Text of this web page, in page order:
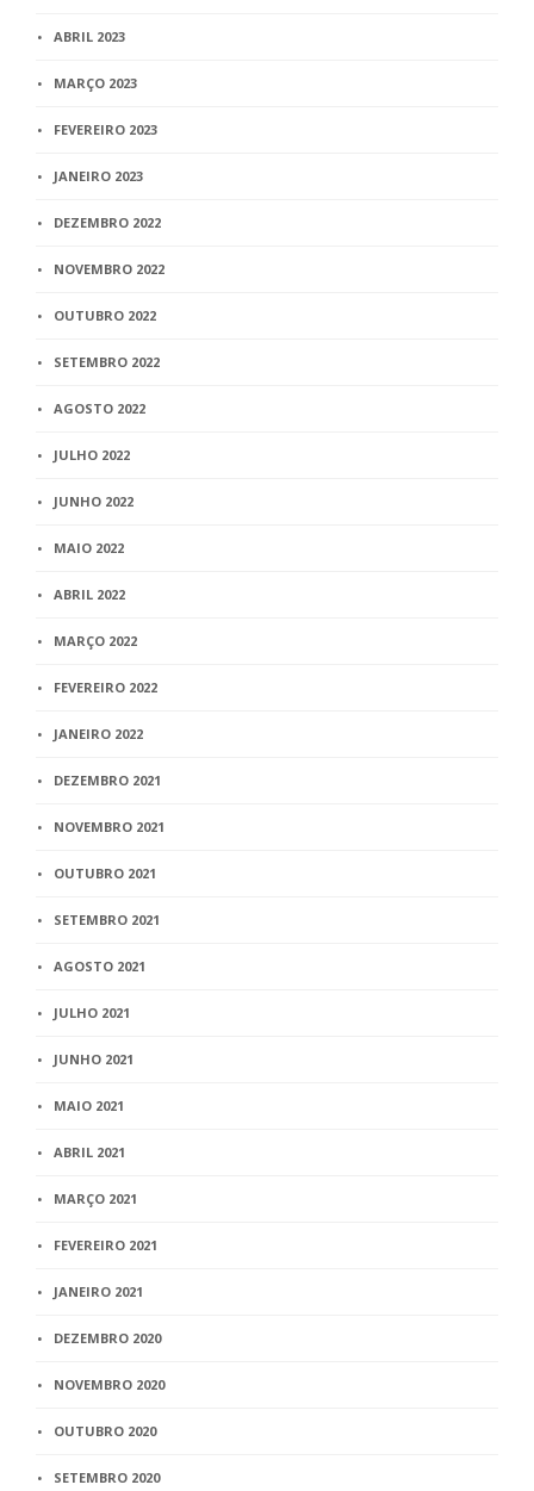
ABRIL 2023
MARÇO 2023
FEVEREIRO 2023
JANEIRO 2023
DEZEMBRO 2022
NOVEMBRO 2022
OUTUBRO 2022
SETEMBRO 2022
AGOSTO 2022
JULHO 2022
JUNHO 2022
MAIO 2022
ABRIL 2022
MARÇO 2022
FEVEREIRO 2022
JANEIRO 2022
DEZEMBRO 2021
NOVEMBRO 2021
OUTUBRO 2021
SETEMBRO 2021
AGOSTO 2021
JULHO 2021
JUNHO 2021
MAIO 2021
ABRIL 2021
MARÇO 2021
FEVEREIRO 2021
JANEIRO 2021
DEZEMBRO 2020
NOVEMBRO 2020
OUTUBRO 2020
SETEMBRO 2020